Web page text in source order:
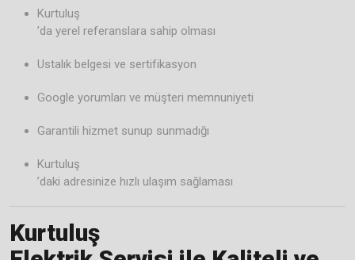
Kurtuluş
’da yerel referanslara sahip olması
Ustalık belgesi ve sertifikasyon
Google yorumları ve müşteri memnuniyeti
Garantili hizmet sunup sunmadığı
Kurtuluş
’daki adresinize hızlı ulaşım sağlaması
Kurtuluş